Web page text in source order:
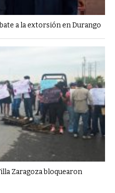
a la extorsión en Durango
Zaragoza bloquearon